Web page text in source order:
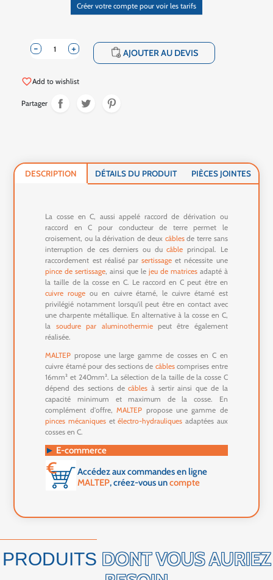
Créer votre compte pour voir les tarifs
+
- shopping_cart AJOUTER AU DEVIS
favorite_borderAdd to wishlist
Partager
DESCRIPTION DÉTAILS DU PRODUIT PIÈCES JOINTES
La cosse en C, aussi appelé raccord de dérivation ou
raccord en C pour conducteur de terre permet le
croisement, ou la dérivation de deux câbles de terre sans
interruption de ces derniers ou ducâble principal. Le
raccordement est réalisé parsertissage et nécessite une
pince de sertissage, ainsi que le jeu de matrices adapté à
la taille de la cosse en C. Le raccord en C peut être en
cuivre rouge ou en cuivre étamé, le cuivre étamé est
privilégié notamment lorsqu'il peut être en contact avec
une charpente métallique. En alternative à la cosse en C,
la soudure par aluminothermie peut être également
réalisée.
MALTEPpropose une large gamme de cosses en C en
cuivre étamé pour des sections de câbles comprises entre
16mm² et 240mm². La sélection de la taille de la cosse C
dépend des sections decâbles à sertir ainsi que de la
capacité minimum et maximum de la cosse. En
complément d'offre,MALTEP propose une gamme de
pinces mécaniques etélectro-hydrauliques adaptées aux
cosses en C.
► E-commerce
Accédez aux commandes en ligne
MALTEP, créez-vous uncompte
PRODUITS DONT VOUS AURIEZ